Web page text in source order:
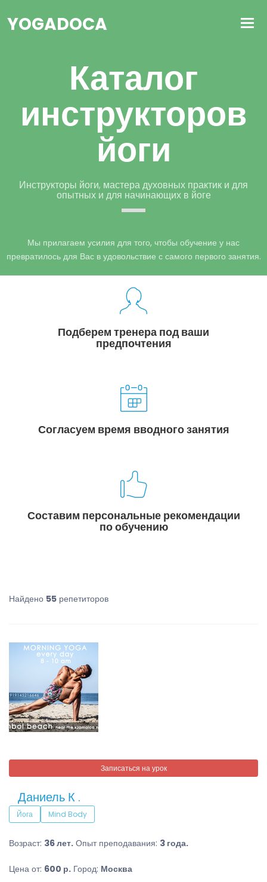
YOGADOCA
Каталог
инструкторов
йоги
Инструкторы йоги, мастера духовных практик и для
опытных и для начинающих в йоге
Мы прилагаем усилия для того, чтобы обучение у нас
превратилось для Вас в удовольствие с самого первого занятия.
Подберем тренера под ваши
предпочтения
Согласуем время вводного занятия
Составим персональные рекомендации
по обучению
Найдено 55 репетиторов
Записаться на урок
Даниель К .
Йога Mind Body
Возраст: 36 лет. Опыт преподавания: 3 года.
Цена от: 600 р. Город: Москва